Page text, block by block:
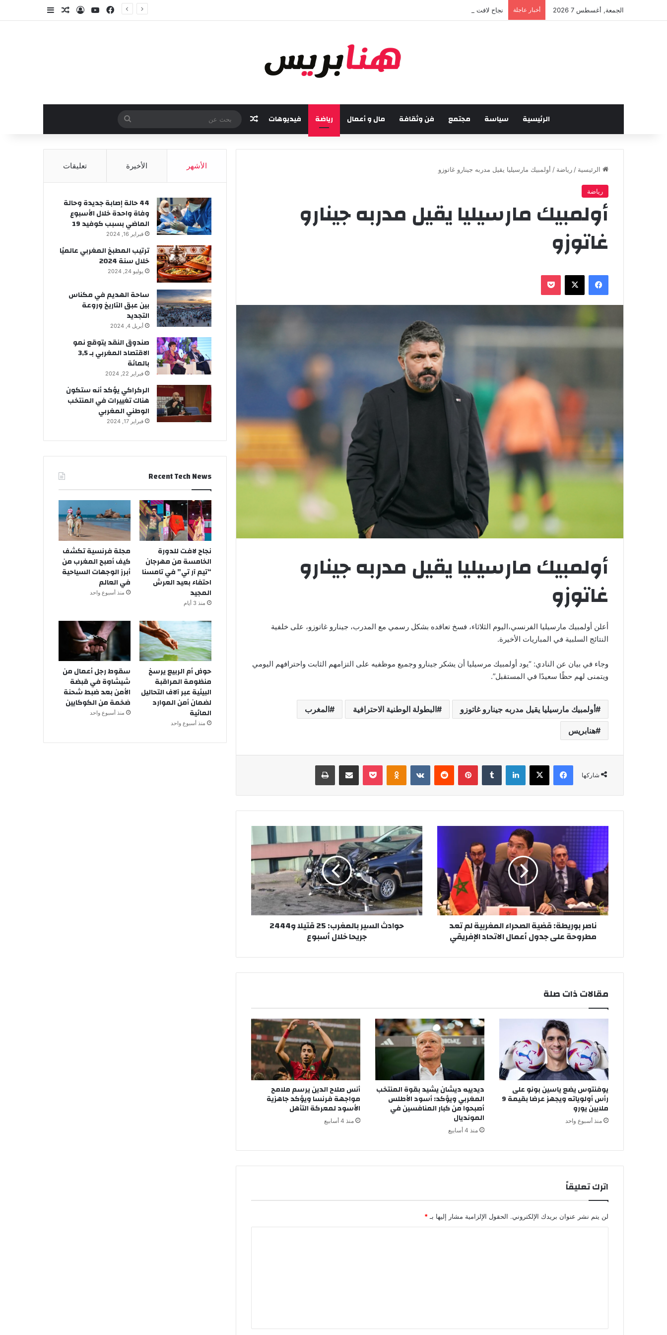
الجمعة, أغسطس 7 2026 أخبار عاجلة نجاح لافت للدورة الخامسة من مهرجان “تيم آر تي” في تامسنا احتفاء بعيد العرش المجيد فيسبوك‫YouTubeتسجيل الدخول
مقال عشوائي
الرئيسية سياسة مجتمع فن وثقافة مال و أعمال رياضة فيديوهات مقال عشوائي
عن
الرئيسية / رياضة / أولمبيك مارسيليا يقيل مدربه جينارو غاتوزو
رياضة
أولمبيك مارسيليا يقيل مدربه جينارو
غاتوزو
فيسبوك
أولمبيك مارسيليا يقيل مدربه جينارو
غاتوزو
أعلن أولمبيك مارسيليا الفرنسي،اليوم الثلاثاء، فسخ تعاقده بشكل رسمي مع المدرب، جينارو غاتوزو، على خلفية
النتائج السلبية في المباريات الأخيرة.
وجاء في بيان عن النادي: “يود أولمبيك مرسيليا أن يشكر جينارو وجميع موظفيه على التزامهم الثابت واحترافهم اليومي
ويتمنى لهم حظًا سعيدًا في المستقبل”.
أولمبيك مارسيليا يقيل مدربه جينارو غاتوزو البطولة الوطنية الاحترافية المغرب
هنابريس
شاركها
فيسبوك لينكدإن بينتيريست
ر
ب
ر
ي
ط
ض
ل
ص
ح
ء
ا
ل
م
غ
ر
ب
ي
ت
د
ر
و
أ
ناصر بوريطة: قضية الصحراء المغربية لم تعد
مطروحة على جدول أعمال الاتحاد الإفريقي
ح
و
ا
د
ث
ا
ل
س
ي
ل
:
2
5
ق
ت
ي
ل
ا
و
2
4
ي
ل
حوادث السير بالمغرب: 25 قتيلا و2444
جريحا خلال أسبوع
مقالات ذات صلة
يوفنتوس يضع ياسين بونو على
رأس أولوياته ويجهز عرضا بقيمة 9
ملايين يورو
منذ أسبوع واحد
ديدييه ديشان يشيد بقوة المنتخب
المغربي ويؤكد: أسود الأطلس
أصبحوا من كبار المنافسين في
المونديال
منذ 4 أسابيع
أنس صلاح الدين يرسم ملامح
مواجهة فرنسا ويؤكد جاهزية
الأسود لمعركة التأهل
منذ 4 أسابيع
اترك تعليقاً
لن يتم نشر عنوان بريدك الإلكتروني. الحقول الإلزامية مشار إليها بـ *
الأشهر الأخيرة تعليقات
44 حالة إصابة جديدة وحالة
وفاة واحدة خلال الأسبوع
الماضي بسبب كوفيد 19
فبراير 16, 2024
ترتيب المطبخ المغربي عالميًا
خلال سنة 2024
يوليو 24, 2024
ساحة الهديم في مكناس
بين عبق التاريخ وروعة
التجديد
أبريل 4, 2024
صندوق النقد يتوقع نمو
الاقتصاد المغربي بـ 3,5
بالمائة
فبراير 22, 2024
الركراكي يؤكد أنه ستكون
هناك تغييرات في المنتخب
الوطني المغربي
فبراير 17, 2024
Recent Tech News
نجاح لافت للدورة
الخامسة من مهرجان
“تيم آر تي” في تامسنا
احتفاء بعيد العرش
المجيد
منذ 3 أيام
مجلة فرنسية تكشف
كيف أصبح المغرب من
أبرز الوجهات السياحية
في العالم
منذ أسبوع واحد
حوض أم الربيع يرسخ
منظومة المراقبة
البيئية عبر آلاف التحاليل
لضمان أمن الموارد
المائية
منذ أسبوع واحد
سقوط رجل أعمال من
شيشاوة في قبضة
الأمن بعد ضبط شحنة
ضخمة من الكوكايين
منذ أسبوع واحد